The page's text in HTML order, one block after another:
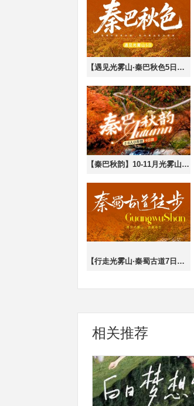
【遇见光雾山·秦巴秋色5日】汉中+米仓山+十八月潭+黎坪森林+千年银杏+高江路+狮子沟+黑熊沟+天然画廊-
【秦巴秋韵】10-11月光雾山-黄柏塬-留坝狮子沟-最美乡村公路高江路-龙头山云海-十八月潭6日私家探秘之旅！
【行走光雾山·秦蜀古道7日】汉中+抄手铺+拦马墙+昭化古城+十八月潭+光雾山+米仓山+米仓古道+陈仓古道
相关推荐